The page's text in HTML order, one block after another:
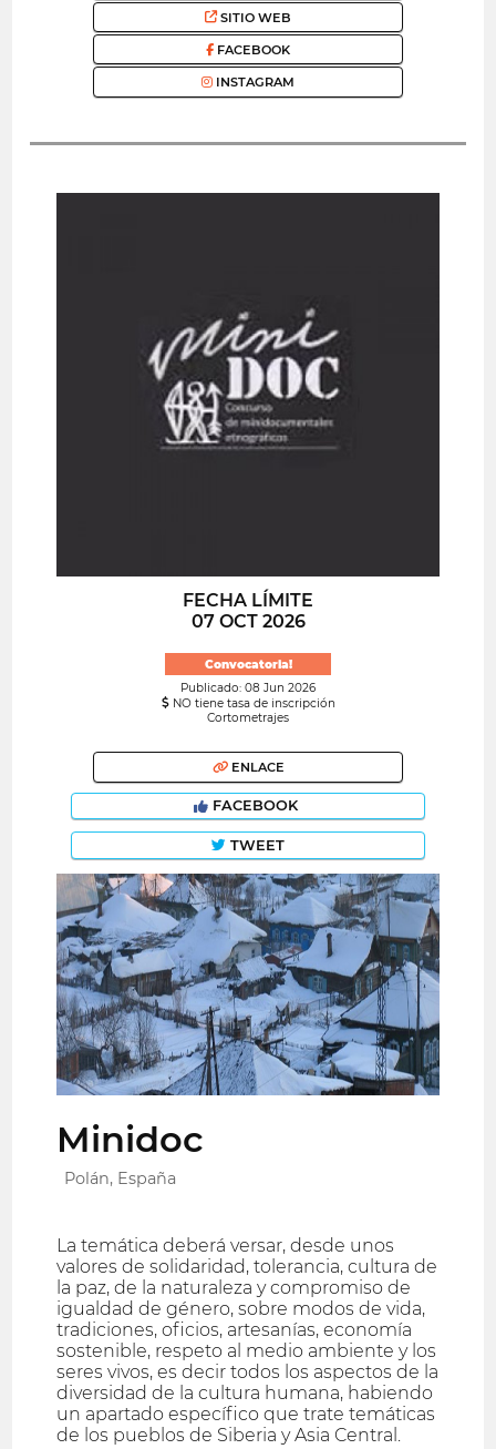
SITIO WEB
FACEBOOK
INSTAGRAM
FECHA LÍMITE
07 OCT 2026
Convocatoria!
Publicado: 08 Jun 2026
NO tiene tasa de inscripción
Cortometrajes
ENLACE
FACEBOOK
TWEET
Minidoc
Polán, España
La temática deberá versar, desde unos
valores de solidaridad, tolerancia, cultura de
la paz, de la naturaleza y compromiso de
igualdad de género, sobre modos de vida,
tradiciones, oficios, artesanías, economía
sostenible, respeto al medio ambiente y los
seres vivos, es decir todos los aspectos de la
diversidad de la cultura humana, habiendo
un apartado específico que trate temáticas
de los pueblos de Siberia y Asia Central.